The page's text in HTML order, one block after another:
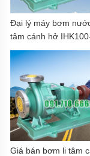
Đại lý máy bơm
tâm cánh hở
Giá bán bơm li tâm